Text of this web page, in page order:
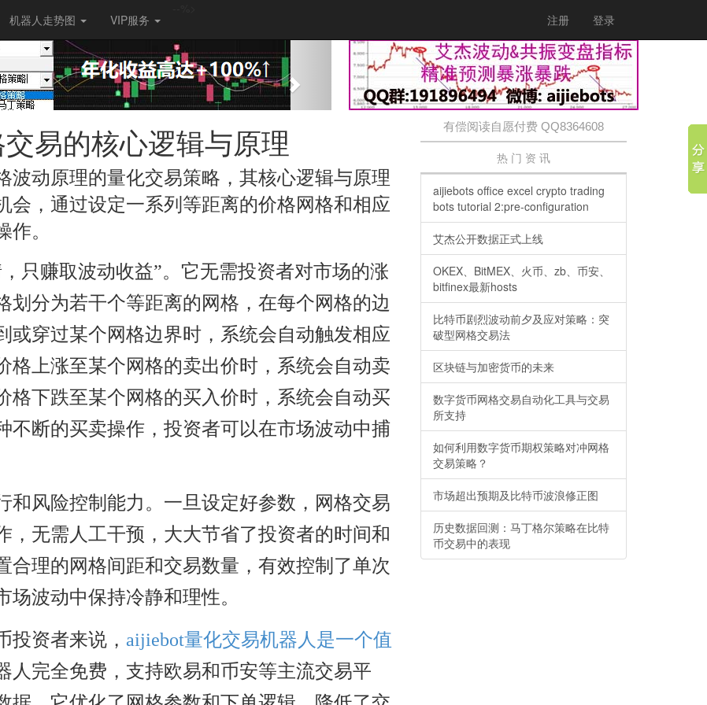
机器人走势图 VIP服务 注册 登录
Next
易的核心逻辑与原理
波动原理的量化交易策略，其核心逻辑与原理
会，通过设定一系列等距离的价格网格和相应
。
只赚取波动收益”。它无需投资者对市场的涨
划分为若干个等距离的网格，在每个网格的边
或穿过某个网格边界时，系统会自动触发相应
格上涨至某个网格的卖出价时，系统会自动卖
格下跌至某个网格的买入价时，系统会自动买
不断的买卖操作，投资者可以在市场波动中捕
和风险控制能力。一旦设定好参数，网格交易
，无需人工干预，大大节省了投资者的时间和
合理的网格间距和交易数量，有效控制了单次
波动中保持冷静和理性。
投资者来说， aijiebot量化交易机器人是一个值
人完全免费，支持欧易和币安等主流交易平
有偿阅读自愿付费 QQ8364608
热 门 资 讯
aijiebots office excel crypto trading
bots tutorial 2:pre-configuration
艾杰公开数据正式上线
OKEX、BitMEX、火币、zb、币安、
bitfinex最新hosts
比特币剧烈波动前夕及应对策略：突
破型网格交易法
区块链与加密货币的未来
数字货币网格交易自动化工具与交易
所支持
如何利用数字货币期权策略对冲网格
交易策略？
市场超出预期及比特币波浪修正图
历史数据回测：马丁格尔策略在比特
币交易中的表现